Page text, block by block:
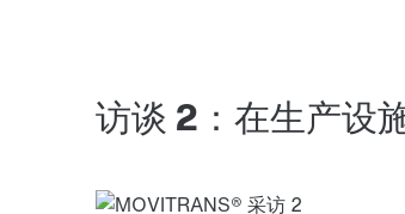
访谈 2：在生产设